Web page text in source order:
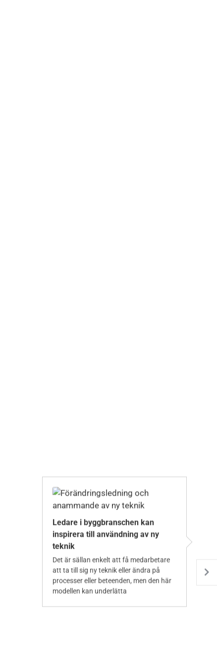
Ledare i byggbranschen kan
inspirera till användning av ny
teknik
Det är sällan enkelt att få medarbetare
att ta till sig ny teknik eller ändra på
processer eller beteenden, men den här
modellen kan underlätta